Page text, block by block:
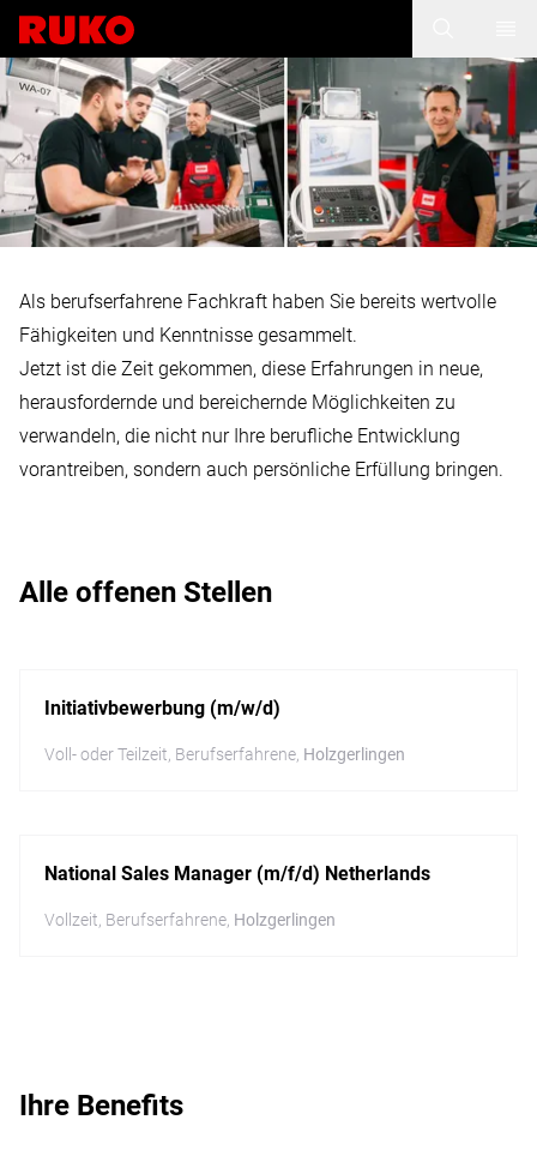
Als berufserfahrene Fachkraft haben Sie bereits wertvolle
Fähigkeiten und Kenntnisse gesammelt.
Jetzt ist die Zeit gekommen, diese Erfahrungen in neue,
herausfordernde und bereichernde Möglichkeiten zu
verwandeln, die nicht nur Ihre berufliche Entwicklung
vorantreiben, sondern auch persönliche Erfüllung bringen.
Alle offenen Stellen
Initiativbewerbung (m/w/d)
Voll- oder Teilzeit, Berufserfahrene, Holzgerlingen
National Sales Manager (m/f/d) Netherlands
Vollzeit, Berufserfahrene, Holzgerlingen
Ihre Benefits